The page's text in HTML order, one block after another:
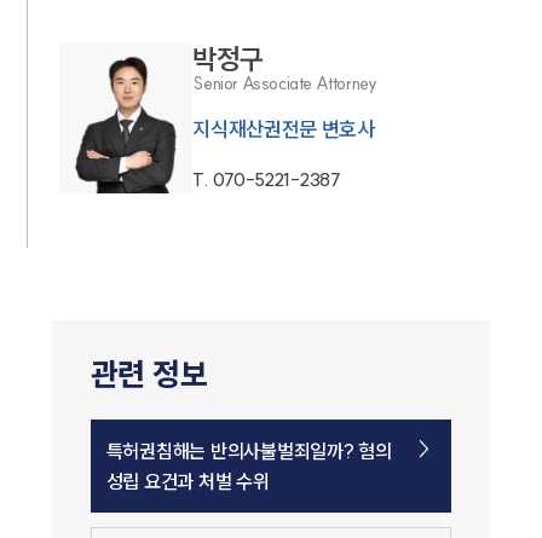
박정구
Senior Associate Attorney
지식재산권전문 변호사
T. 070-5221-2387
관련 정보
특허권침해는 반의사불벌죄일까? 혐의
성립 요건과 처벌 수위